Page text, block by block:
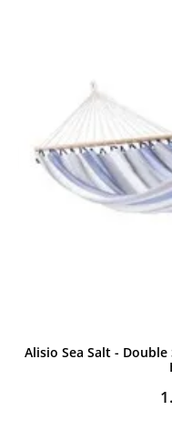
Alisio Sea Salt -